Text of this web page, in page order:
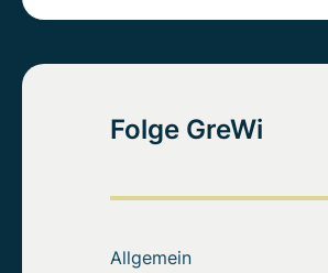
Folge GreWi
Allgemein